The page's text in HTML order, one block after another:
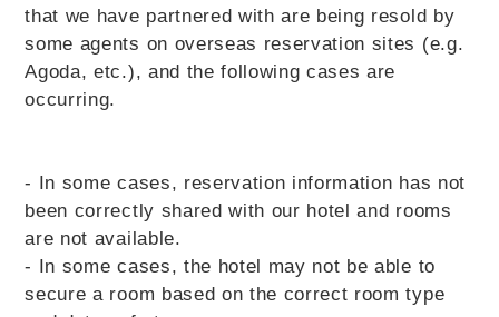
that we have partnered with are being resold by
some agents on overseas reservation sites (e.g.
Agoda, etc.), and the following cases are
occurring.
- In some cases, reservation information has not
been correctly shared with our hotel and rooms
are not available.
- In some cases, the hotel may not be able to
secure a room based on the correct room type